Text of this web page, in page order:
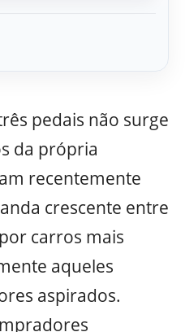
pedais não surge
da própria
recentemente
crescente entre
carros mais
aqueles
aspirados.